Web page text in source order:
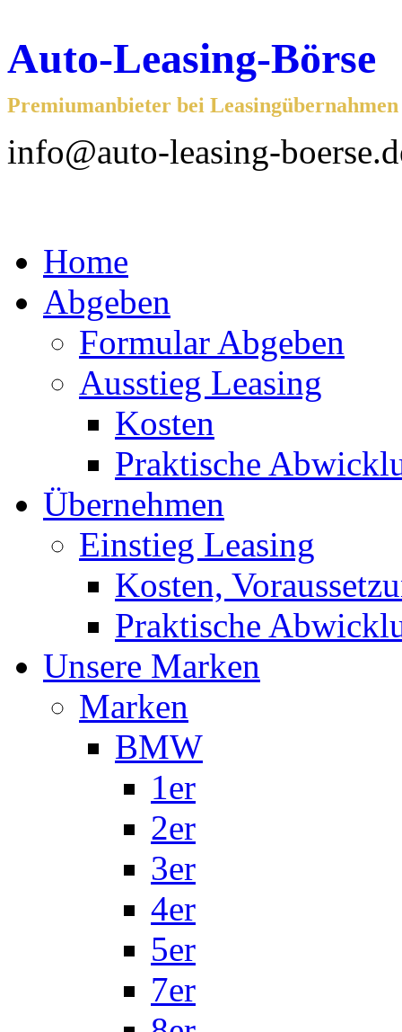
Auto-Leasing-Börse
Premiumanbieter bei
info@auto-leasing-
Home
Abgeben
Formular Abgeben
Ausstieg Leasing
Kosten
Praktische
Übernehmen
Einstieg Leasing
Kosten,
Praktische
Unsere Marken
Marken
BMW
1er
2er
3er
4er
5er
7er